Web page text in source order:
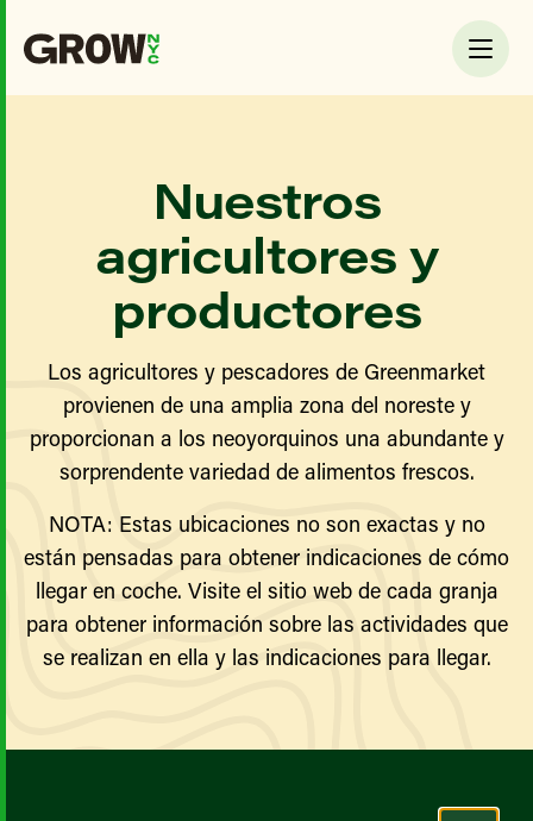
Nuestros
agricultores y
productores
Los agricultores y pescadores de Greenmarket
provienen de una amplia zona del noreste y
proporcionan a los neoyorquinos una abundante y
sorprendente variedad de alimentos frescos.
NOTA: Estas ubicaciones no son exactas y no
están pensadas para obtener indicaciones de cómo
llegar en coche. Visite el sitio web de cada granja
para obtener información sobre las actividades que
se realizan en ella y las indicaciones para llegar.